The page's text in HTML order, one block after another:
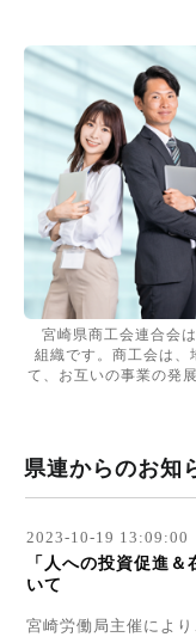
宮崎県商工会連合会
組織です。商工会は、
て、お互いの事業の発
県連からのお知
2023-10-19 13:09:00
「人への投資促進
いて
宮崎労働局主催によ